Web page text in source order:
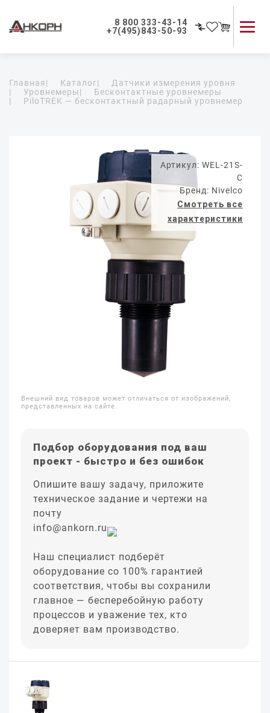
8 800 333-43-14
+7(495)843-50-93
Применение приборов
Как мы работаем
Главная| Каталог|
Датчики измерения уровня
|
Уровнемеры|
Бесконтактные уровнемеры
|
PiloTREK — бесконтактный радарный уровнемер
Артикул: WEL-21S-
C
Бренд: Nivelco
Смотреть все
характеристики
Внешний вид товаров может отличаться от изображений,
представленных на сайте.
Подбор оборудования под ваш
проект - быстро и без ошибок
Опишите вашу задачу, приложите
техническое задание и чертежи на
почту
info@ankorn.ru
Наш специалист подберёт
оборудование со 100% гарантией
соответствия, чтобы вы сохранили
главное — бесперебойную работу
процессов и уважение тех, кто
доверяет вам производство.